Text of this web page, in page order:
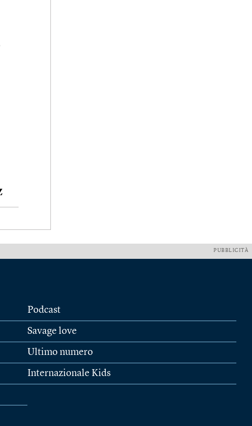
PUBBLICITÀ
Podcast
Savage love
Ultimo numero
Internazionale Kids